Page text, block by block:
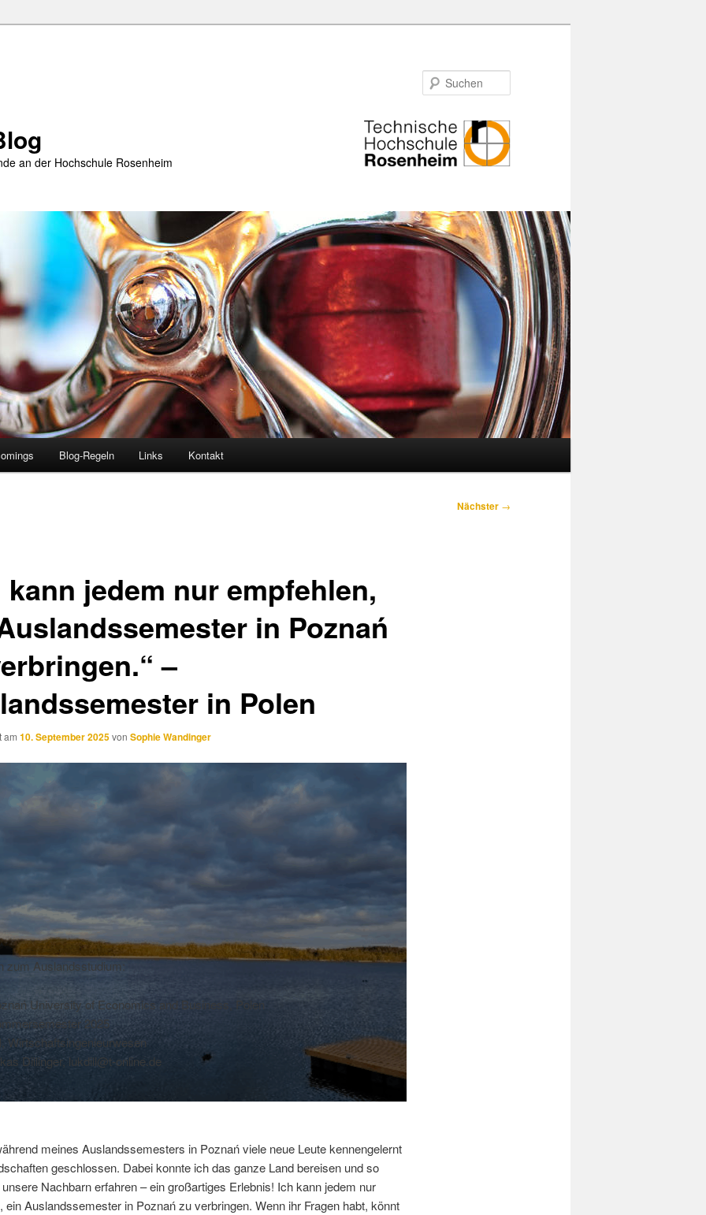
an der Hochschule Rosenheim
Blog-Regeln Links Kontakt
Nächster →
kann jedem nur empfehlen,
in Poznań
–
in Polen
am 10. September 2025von Sophie Wandinger
zum Auslandsstudium:
University of Economics and Business, Polen
2025
Wirtschaftsingenieurwesen
Dillinger, lukdill@t-online.de
meines Auslandssemesters in Poznań viele neue Leute kennengelernt
geschlossen. Dabei konnte ich das ganze Land bereisen und so
Nachbarn erfahren – ein großartiges Erlebnis! Ich kann jedem nur
ein Auslandssemester in Poznań zu verbringen. Wenn ihr Fragen habt, könnt